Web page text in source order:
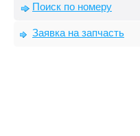
Поиск по номеру
Заявка на запчасть